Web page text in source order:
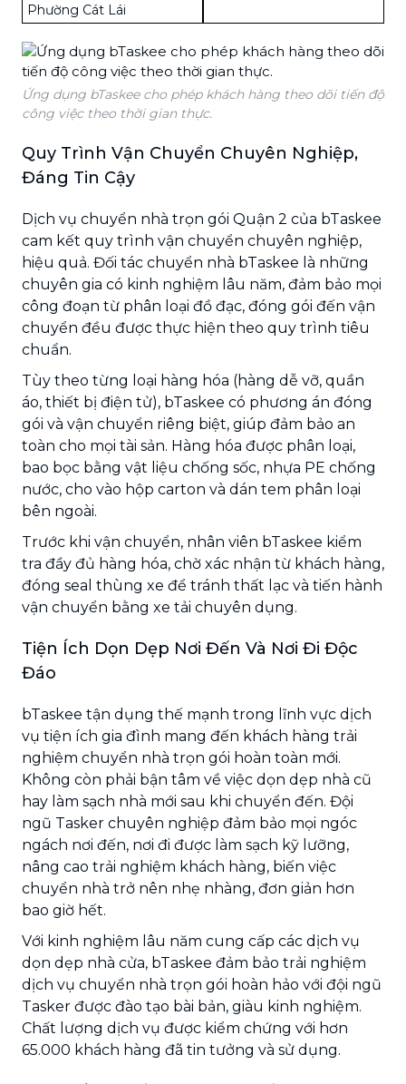
Phường Cát Lái
Ứng dụng bTaskee cho phép khách hàng theo dõi tiến độ
công việc theo thời gian thực.
Quy Trình Vận Chuyển Chuyên Nghiệp,
Đáng Tin Cậy
Dịch vụ chuyển nhà trọn gói Quận 2 của bTaskee
cam kết quy trình vận chuyển chuyên nghiệp,
hiệu quả. Đối tác chuyển nhà bTaskee là những
chuyên gia có kinh nghiệm lâu năm, đảm bảo mọi
công đoạn từ phân loại đồ đạc, đóng gói đến vận
chuyển đều được thực hiện theo quy trình tiêu
chuẩn.
Tùy theo từng loại hàng hóa (hàng dễ vỡ, quần
áo, thiết bị điện tử), bTaskee có phương án đóng
gói và vận chuyển riêng biệt, giúp đảm bảo an
toàn cho mọi tài sản. Hàng hóa được phân loại,
bao bọc bằng vật liệu chống sốc, nhựa PE chống
nước, cho vào hộp carton và dán tem phân loại
bên ngoài.
Trước khi vận chuyển, nhân viên bTaskee kiểm
tra đầy đủ hàng hóa, chờ xác nhận từ khách hàng,
đóng seal thùng xe để tránh thất lạc và tiến hành
vận chuyển bằng xe tải chuyên dụng.
Tiện Ích Dọn Dẹp Nơi Đến Và Nơi Đi Độc
Đáo
bTaskee tận dụng thế mạnh trong lĩnh vực dịch
vụ tiện ích gia đình mang đến khách hàng trải
nghiệm chuyển nhà trọn gói hoàn toàn mới.
Không còn phải bận tâm về việc dọn dẹp nhà cũ
hay làm sạch nhà mới sau khi chuyển đến. Đội
ngũ Tasker chuyên nghiệp đảm bảo mọi ngóc
ngách nơi đến, nơi đi được làm sạch kỹ lưỡng,
nâng cao trải nghiệm khách hàng, biến việc
chuyển nhà trở nên nhẹ nhàng, đơn giản hơn
bao giờ hết.
Với kinh nghiệm lâu năm cung cấp các dịch vụ
dọn dẹp nhà cửa, bTaskee đảm bảo trải nghiệm
dịch vụ chuyển nhà trọn gói hoàn hảo với đội ngũ
Tasker được đào tạo bài bản, giàu kinh nghiệm.
Chất lượng dịch vụ được kiểm chứng với hơn
65.000 khách hàng đã tin tưởng và sử dụng.